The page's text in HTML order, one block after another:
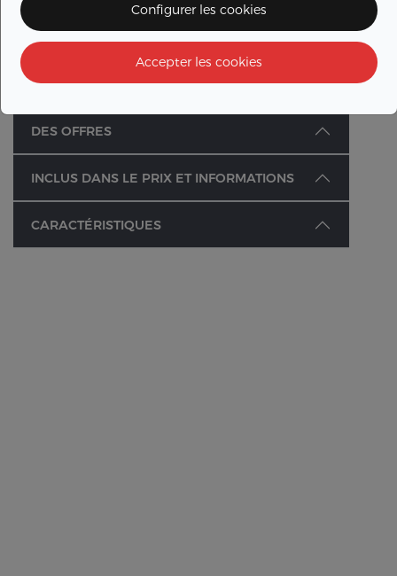
supplémentaires / km)
Offre Pack Weekend:149,00 / jour (Samedi -
DES OFFRES
INCLUS DANS LE PRIX ET INFORMATIONS
CARACTÉRISTIQUES
Configurer les cookies
Accepter les cookies